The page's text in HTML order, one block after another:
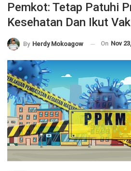
Pemkot: Tetap Patuhi
Kesehatan Dan Ikut
By Herdy Mokoagow On Nov